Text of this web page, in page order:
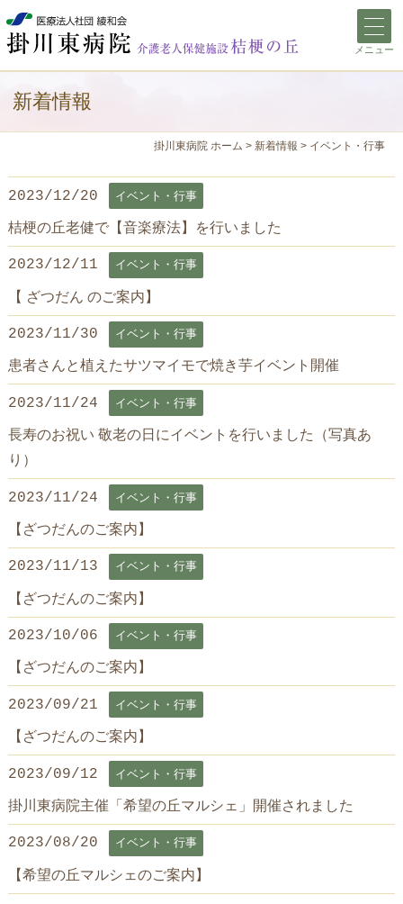
メニュー
新着情報
掛川東病院 ホーム > 新着情報 > イベント・行事
2023/12/20 イベント・行事
桔梗の丘老健で【音楽療法】を行いました
2023/12/11 イベント・行事
【 ざつだん のご案内】
2023/11/30 イベント・行事
患者さんと植えたサツマイモで焼き芋イベント開催
2023/11/24 イベント・行事
長寿のお祝い 敬老の日にイベントを行いました（写真あ
り）
2023/11/24 イベント・行事
【ざつだんのご案内】
2023/11/13 イベント・行事
【ざつだんのご案内】
2023/10/06 イベント・行事
【ざつだんのご案内】
2023/09/21 イベント・行事
【ざつだんのご案内】
2023/09/12 イベント・行事
掛川東病院主催「希望の丘マルシェ」開催されました
2023/08/20 イベント・行事
【希望の丘マルシェのご案内】